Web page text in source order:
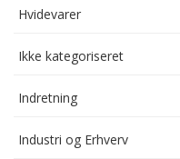
Hvidevarer
Ikke kategoriseret
Indretning
Industri og Erhverv